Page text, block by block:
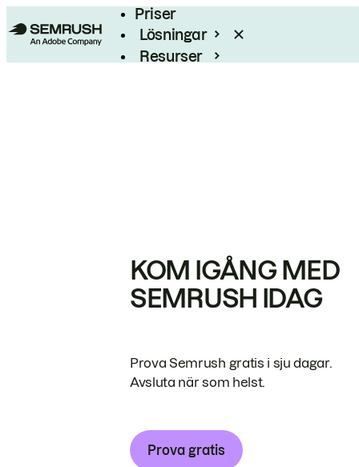
Priser
Lösningar
Resurser
KOM IGÅNG MED
SEMRUSH IDAG
Prova Semrush gratis i sju dagar.
Avsluta när som helst.
Prova gratis